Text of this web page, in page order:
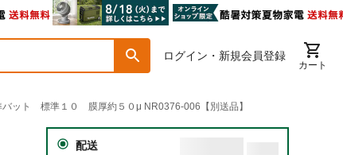
ログイン・新規会員登録
カート
バット 標準１０ 膜厚約５０μ NR0376-006【別送品】
配送